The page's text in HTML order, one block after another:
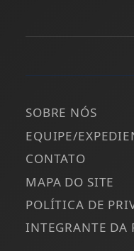
SOBRE NÓS
EQUIPE/
CONTATO
MAPA DO SITE
POLÍTICA DE
INTEGRANTE DA